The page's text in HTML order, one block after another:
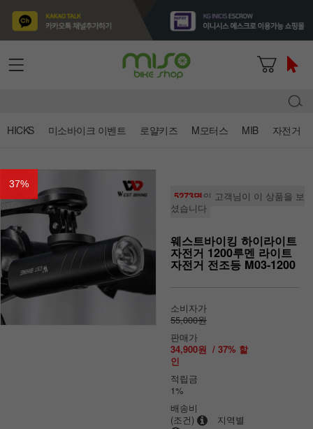
HICKS 미소바이크 이벤트 로얄키즈 M모터스 MIB 자전거
37%
5273명의 고객님이 이 상품을 보
셨습니다
웨스트바이킹 하이라이트
자전거 1200루멘 라이트
자전거 전조등 M03-1200
소비자가
55,000원
판매가
34,900원 / 37% 할
인
적립금
1%
배송비
(조건)
지역별